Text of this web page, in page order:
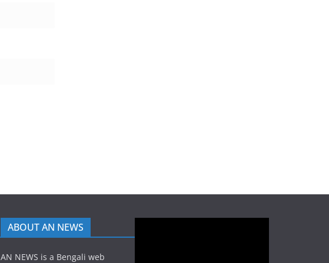
ABOUT AN NEWS
AN NEWS is a Bengali web
Player